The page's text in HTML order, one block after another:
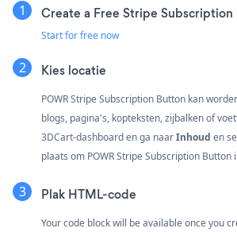
Create a Free Stripe
Start for free now
Kies locatie
POWR Stripe Subscription Button kan
blogs, pagina's, kopteksten, zijbalken of
3DCart-dashboard en ga naarInhoud en
plaats om POWR Stripe Subscription Button
Plak HTML-code
Your code block will be available once you